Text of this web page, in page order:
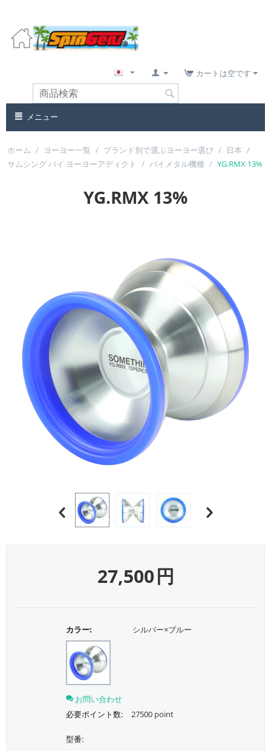
カートは空です
メニュー
ホーム / ヨーヨー一覧 / ブランド別で選ぶヨーヨー選び / 日本 /
サムシング バイ ヨーヨーアディクト
/ バイメタル機種 / YG.RMX 13%
YG.RMX 13%
27,500円
カラー: シルバー×ブルー
お問い合わせ
必要ポイント数:
27500 point
型番: